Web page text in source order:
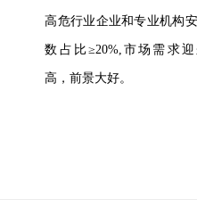
高危行业企业和专业机构
数占比≥20%,市场需求
高，前景大好。